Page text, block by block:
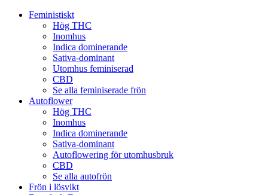
Feministiskt
Hög THC
Inomhus
Indica dominerande
Sativa-dominant
Utomhus feminiserad
CBD
Se alla feminiserade frön
Autoflower
Hög THC
Inomhus
Indica dominerande
Sativa-dominant
Autoflowering för utomhusbruk
CBD
Se alla autofrön
Frön i lösvikt